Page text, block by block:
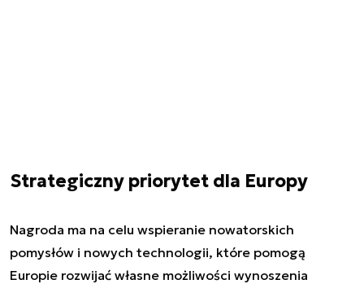
Strategiczny priorytet dla Europy
Nagroda ma na celu wspieranie nowatorskich
pomysłów i nowych technologii, które pomogą
Europie rozwijać własne możliwości wynoszenia